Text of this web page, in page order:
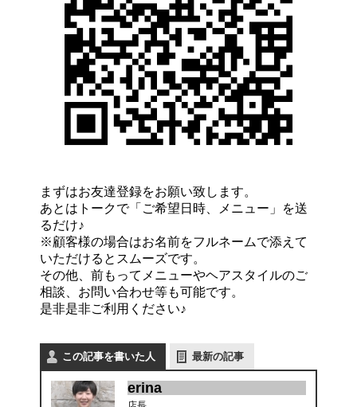
まずはお友達登録をお願い致します。
あとはトークで「ご希望日時、メニュー」を送
るだけ♪
※顧客様の場合はお名前をフルネームで添えて
いただけるとスムーズです。
その他、前もってメニューやヘアスタイルのご
相談、お問い合わせ等も可能です。
是非是非ご利用ください♪
この記事を書いた人 最新の記事
erina